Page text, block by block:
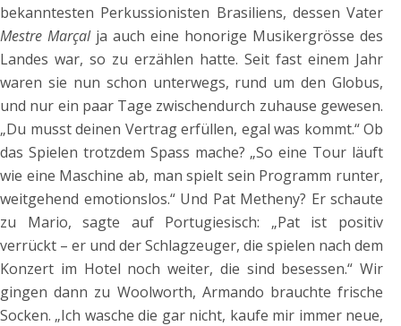
bekanntesten Perkussionisten Brasiliens, dessen Vater
Mestre Marçalja auch eine honorige Musikergrösse des
Landes war, so zu erzählen hatte. Seit fast einem Jahr
waren sie nun schon unterwegs, rund um den Globus,
und nur ein paar Tage zwischendurch zuhause gewesen.
„Du musst deinen Vertrag erfüllen, egal was kommt.“ Ob
das Spielen trotzdem Spass mache? „So eine Tour läuft
wie eine Maschine ab, man spielt sein Programm runter,
weitgehend emotionslos.“ Und Pat Metheny? Er schaute
zu Mario, sagte auf Portugiesisch: „Pat ist positiv
verrückt – er und der Schlagzeuger, die spielen nach dem
Konzert im Hotel noch weiter, die sind besessen.“ Wir
gingen dann zu Woolworth, Armando brauchte frische
Socken. „Ich wasche die gar nicht, kaufe mir immer neue,